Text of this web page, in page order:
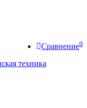
Сравнение0